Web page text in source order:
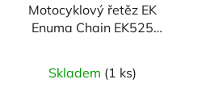
Motocyklový řetěz EK
Enuma Chain EK525
Skladem (1 ks)